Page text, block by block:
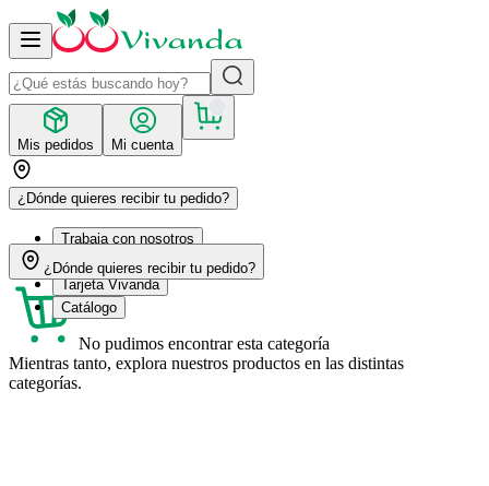
Mis pedidos Mi cuenta
¿Dónde quieres recibir tu pedido?
Trabaja con nosotros
Recetas
Tarjeta Vivanda
Catálogo
¿Dónde quieres recibir tu pedido?
No pudimos encontrar esta categoría
Mientras tanto, explora nuestros productos en las distintas
categorías.